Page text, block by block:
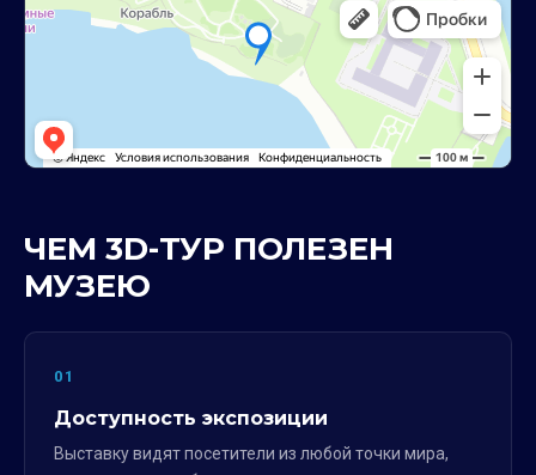
ЧЕМ 3D-ТУР ПОЛЕЗЕН
МУЗЕЮ
01
Доступность экспозиции
Выставку видят посетители из любой точки мира,